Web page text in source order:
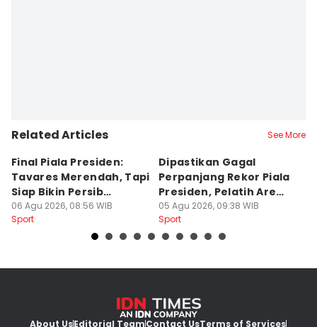
Related Articles See More
Final Piala Presiden:
Tavares Merendah, Tapi
Siap Bikin Persib
Tumbang
06 Agu 2026, 08:56 WIB
Sport
Dipastikan Gagal
Perpanjang Rekor Piala
Presiden, Pelatih Arema
Kecewa
05 Agu 2026, 09:38 WIB
Sport
About UsEditorial TeamContact UsTerms of Services